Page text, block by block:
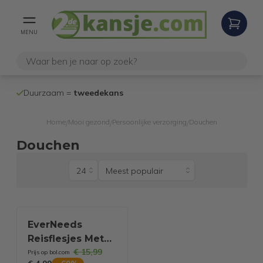
MENU
Duurzaam = tweedekans
Home/ Mooi gezond Persoonlijke verzorging Douchen
Douchen
EverNeeds
Reisflesjes Met
Etui - Navulbaar -
Prijs op bol.com € 15,99